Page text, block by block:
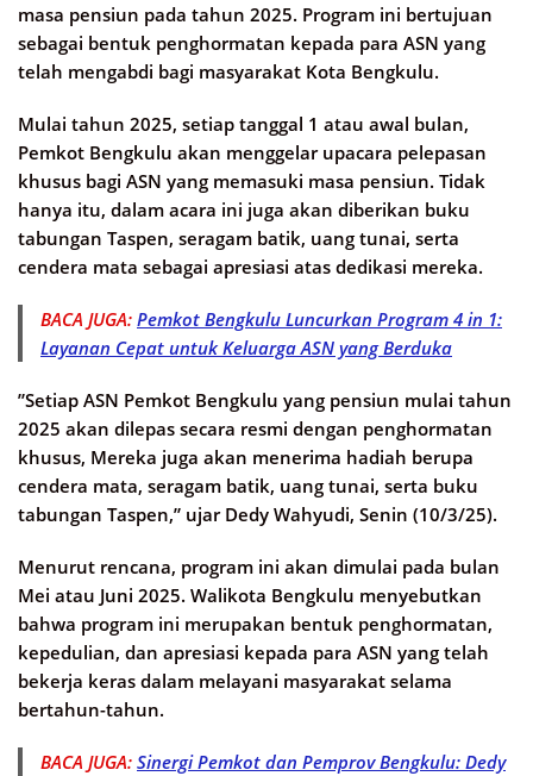
masa pensiun pada tahun 2025. Program ini bertujuan
sebagai bentuk penghormatan kepada para ASN yang
telah mengabdi bagi masyarakat Kota Bengkulu.
Mulai tahun 2025, setiap tanggal 1 atau awal bulan,
Pemkot Bengkulu akan menggelar upacara pelepasan
khusus bagi ASN yang memasuki masa pensiun. Tidak
hanya itu, dalam acara ini juga akan diberikan buku
tabungan Taspen, seragam batik, uang tunai, serta
cendera mata sebagai apresiasi atas dedikasi mereka.
BACA JUGA: Pemkot Bengkulu Luncurkan Program 4 in 1:
Layanan Cepat untuk Keluarga ASN yang Berduka
”Setiap ASN Pemkot Bengkulu yang pensiun mulai tahun
2025 akan dilepas secara resmi dengan penghormatan
khusus, Mereka juga akan menerima hadiah berupa
cendera mata, seragam batik, uang tunai, serta buku
tabungan Taspen,” ujar Dedy Wahyudi, Senin (10/3/25).
Menurut rencana, program ini akan dimulai pada bulan
Mei atau Juni 2025. Walikota Bengkulu menyebutkan
bahwa program ini merupakan bentuk penghormatan,
kepedulian, dan apresiasi kepada para ASN yang telah
bekerja keras dalam melayani masyarakat selama
bertahun-tahun.
BACA JUGA: Sinergi Pemkot dan Pemprov Bengkulu: Dedy